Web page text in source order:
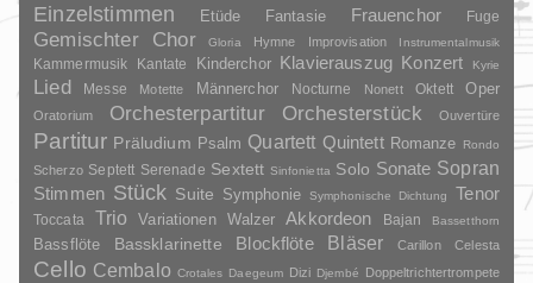
Einzelstimmen
Etüde Fantasie Frauenchor Fuge
Gemischter Chor Gloria Hymne Improvisation Instrumentalmusik
Kammermusik Kantate Kinderchor Klavierauszug Konzert Kyrie
Lied Messe Motette Männerchor Nocturne Nonett Oktett Oper
Oratorium Orchesterpartitur Orchesterstück Ouvertüre
Partitur Präludium Psalm Quartett Quintett Romanze Rondo
Scherzo Septett Serenade Sextett Sinfonietta Solo Sonate Sopran
Stimmen Stück Suite Symphonie Symphonische Dichtung Tenor
Toccata Trio Variationen Walzer Akkordeon Bajan Bassetthorn
Bassflöte Bassklarinette Blockflöte Bläser Carillon Celesta
Cello Cembalo Crotales Daegeum Dizi Djembé Doppeltrichtertrompete